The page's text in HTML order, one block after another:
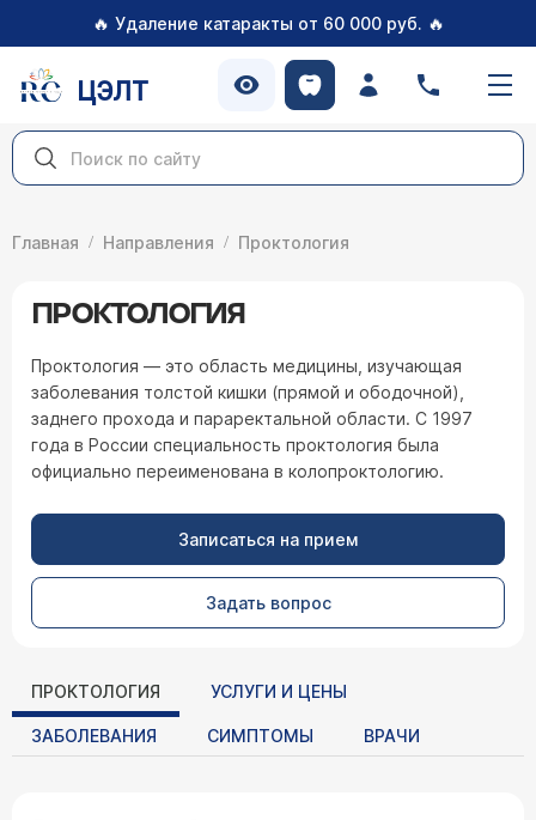
🔥 Удаление катаракты от 60 000 руб. 🔥
ЦЭЛТ
Главная Направления Проктология
ПРОКТОЛОГИЯ
Проктология — это область медицины, изучающая
заболевания толстой кишки (прямой и ободочной),
заднего прохода и параректальной области. С 1997
года в России специальность проктология была
официально переименована в колопроктологию.
Записаться на прием
Задать вопрос
ПРОКТОЛОГИЯ УСЛУГИ И ЦЕНЫ
ЗАБОЛЕВАНИЯ СИМПТОМЫ ВРАЧИ